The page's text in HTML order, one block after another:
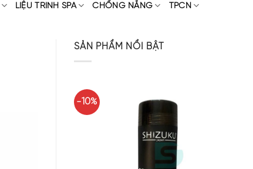
LIỆU TRÌNH SPA CHỐNG NẮNG TPCN
SẢN PHẨM NỔI BẬT
-10%